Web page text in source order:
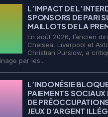
L’IMPACT DE
SPONSORS DE PARI
MAILLOTS DE LA
En août 2026, l’ancien
Chelsea, Liverpool et
Christian Purslow, a
par les...
L’INDONÉSIE
PAIEMENTS SOCIAUX
DE
JEUX D’ARGENT